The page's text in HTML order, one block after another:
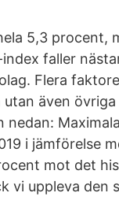
5,3 procent,
faller
Flera
även
nedan:
i jämförelse
mot det
vi uppleva